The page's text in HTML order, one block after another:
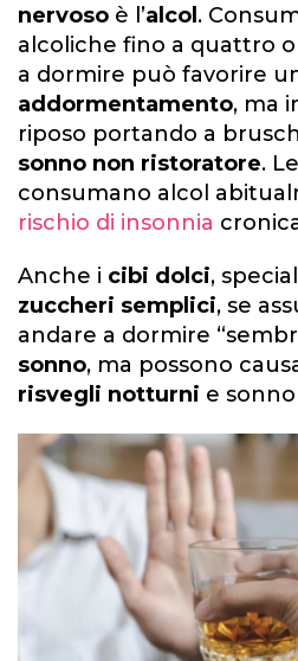
nervoso è l’alcol.
alcoliche fino a quattro
a dormire può favorire
addormentamento, ma
riposo portando a
sonno non ristoratore.
consumano alcol
rischio di insonnia
Anche i cibi dolci,
zuccheri semplici, se
andare a dormire
sonno, ma possono
risvegli notturni e